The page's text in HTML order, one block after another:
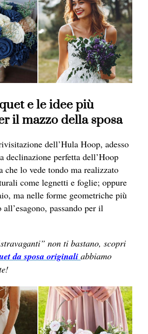
e le idee più
il mazzo della sposa
dell’Hula Hoop, adesso
declinazione perfetta dell’Hoop
che lo vede tondo ma realizzato
come legnetti e foglie; oppure
ma nelle forme geometriche più
passando per il
non ti bastano, scopri
da sposa originali abbiamo